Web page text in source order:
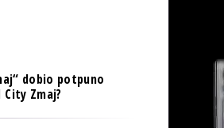
BANKE
OSIGURANJE
KNOW-
OSIGURANJE
TECH I AI
dobio potpuno
Zmaj?